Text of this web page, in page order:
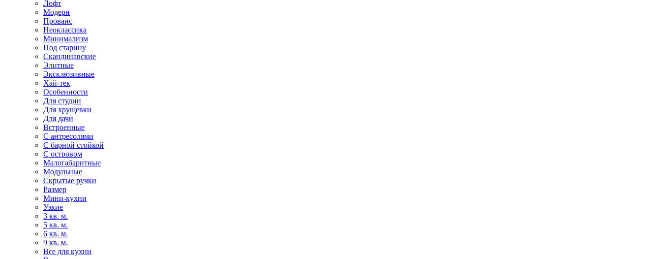
Лофт
Модерн
Прованс
Неоклассика
Минимализм
Под старину
Скандинавские
Элитные
Эксклюзивные
Хай-тек
Особенности
Для студии
Для хрущевки
Для дачи
Встроенные
С антресолями
С барной стойкой
С островом
Малогабаритные
Модульные
Скрытые ручки
Размер
Мини-кухни
Узкие
3 кв. м.
5 кв. м.
6 кв. м.
9 кв. м.
Все для кухни